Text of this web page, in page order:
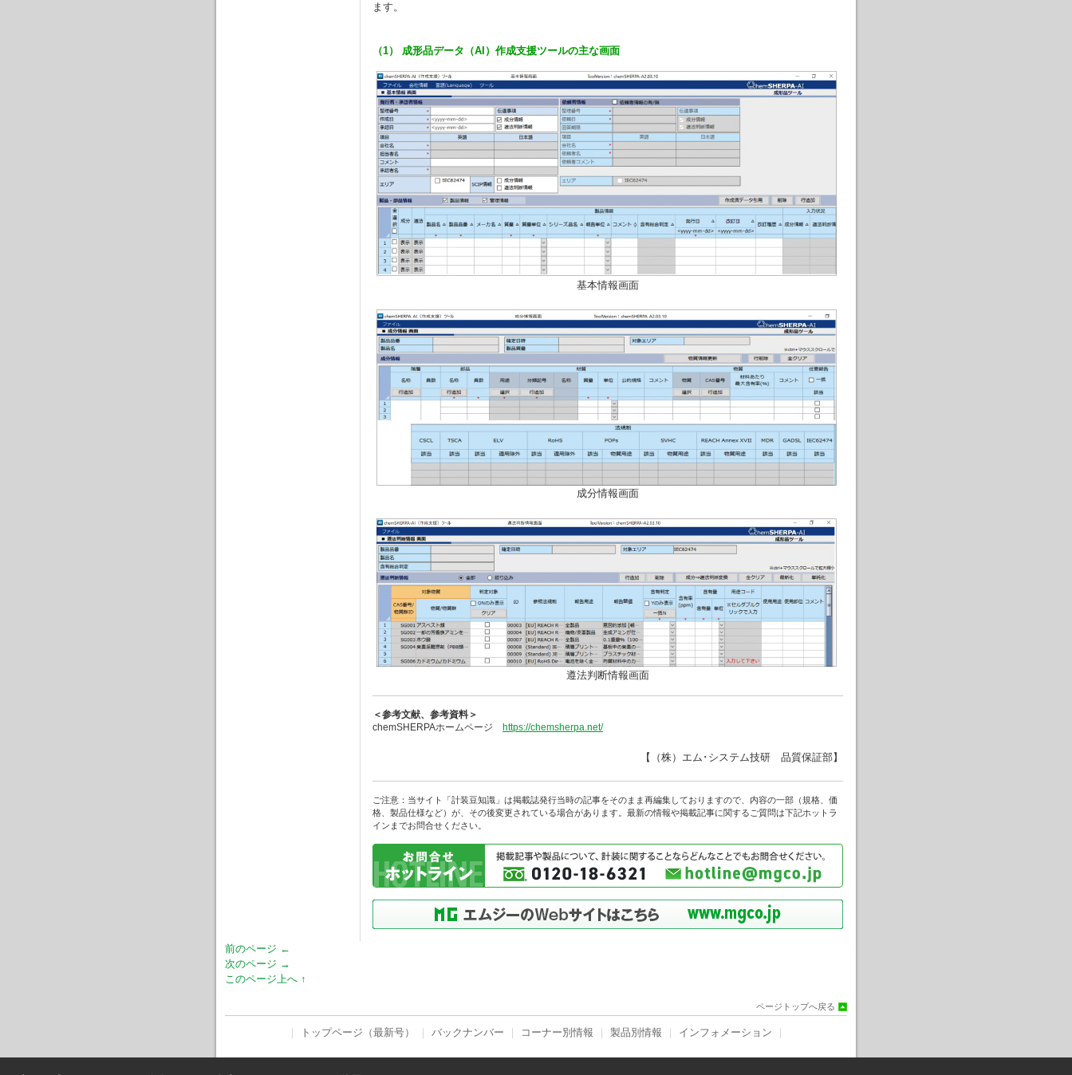
ます。
（1） 成形品データ（AI）作成支援ツールの主な画面
基本情報画面
成分情報画面
遵法判断情報画面
＜参考文献、参考資料＞
chemSHERPAホームページ https://chemsherpa.net/
【（株）エム･システム技研 品質保証部】
ご注意：当サイト「計装豆知識」は掲載誌発行当時の記事をそのまま再編集しておりますので、内容の一部（規格、価
格、製品仕様など）が、その後変更されている場合があります。最新の情報や掲載記事に関するご質問は下記ホットラ
インまでお問合せください。
前のページ ←
次のページ →
このページ上へ ↑
ページトップへ戻る
トップページ（最新号） バックナンバー コーナー別情報 製品別情報 インフォメーション